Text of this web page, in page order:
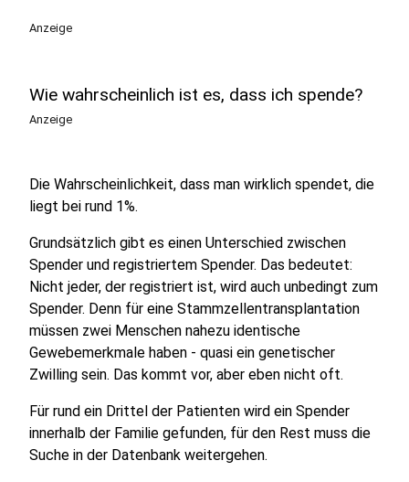
Anzeige
Wie wahrscheinlich ist es, dass ich spende?
Anzeige
Die Wahrscheinlichkeit, dass man wirklich spendet, die
liegt bei rund 1%.
Grundsätzlich gibt es einen Unterschied zwischen
Spender und registriertem Spender. Das bedeutet:
Nicht jeder, der registriert ist, wird auch unbedingt zum
Spender. Denn für eine Stammzellentransplantation
müssen zwei Menschen nahezu identische
Gewebemerkmale haben - quasi ein genetischer
Zwilling sein. Das kommt vor, aber eben nicht oft.
Für rund ein Drittel der Patienten wird ein Spender
innerhalb der Familie gefunden, für den Rest muss die
Suche in der Datenbank weitergehen.